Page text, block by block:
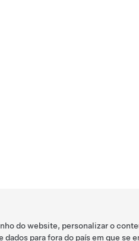
do website, personalizar o
para fora do país em que se